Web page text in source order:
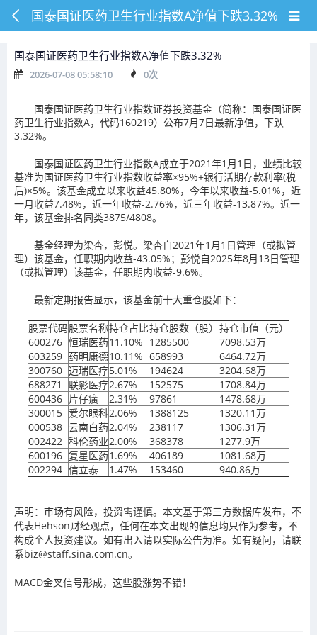
国泰国证医药卫生行业指数A净值下跌3.32%
国泰国证医药卫生行业指数A净值下跌3.32%
2026-07-08 05:58:10 0次
国泰国证医药卫生行业指数证券投资基金（简称：国泰国证医
药卫生行业指数A，代码160219）公布7月7日最新净值，下跌
3.32%。
国泰国证医药卫生行业指数A成立于2021年1月1日，业绩比较
基准为国证医药卫生行业指数收益率×95%+银行活期存款利率(税
后)×5%。该基金成立以来收益45.80%，今年以来收益-5.01%，近
一月收益7.48%，近一年收益-2.76%，近三年收益-13.87%。近一
年，该基金排名同类3875/4808。
基金经理为梁杏，彭悦。梁杏自2021年1月1日管理（或拟管
理）该基金，任职期内收益-43.05%；彭悦自2025年8月13日管理
（或拟管理）该基金，任职期内收益-9.6%。
最新定期报告显示，该基金前十大重仓股如下：
股票代码股票名称持仓占比持仓股数（股） 持仓市值（元）
600276 恒瑞医药11.10% 1285500
7098.53万
603259 药明康德10.11% 658993
6464.72万
300760 迈瑞医疗5.01% 194624
3204.68万
688271
联影医疗2.67% 152575
1708.84万
600436 片仔癀 2.31% 97861
1478.68万
300015 爱尔眼科2.06% 1388125
1320.11万
000538 云南白药2.04% 238117
1306.31万
002422 科伦药业2.00% 368378
1277.9万
600196 复星医药1.69% 406189
1081.68万
002294 信立泰 1.47% 153460 940.86万
声明：市场有风险，投资需谨慎。本文基于第三方数据库发布，不
代表Hehson财经观点，任何在本文出现的信息均只作为参考，不
构成个人投资建议。如有出入请以实际公告为准。如有疑问，请联
系biz@staff.sina.com.cn。
MACD金叉信号形成，这些股涨势不错！